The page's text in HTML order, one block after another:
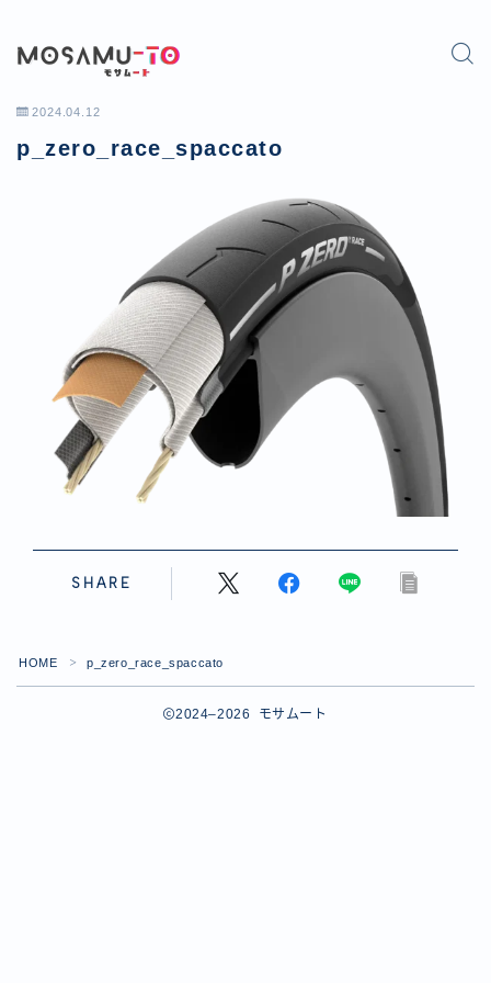
2024.04.12
p_zero_race_spaccato
SHARE
HOME ＞ p_zero_race_spaccato
2024–2026 モサムート